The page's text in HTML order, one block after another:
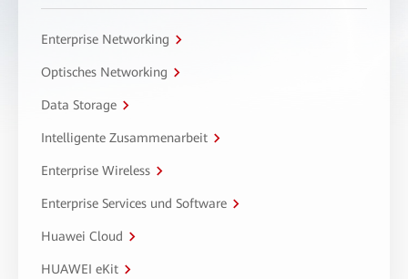
Enterprise Networking
Optisches Networking
Data Storage
Intelligente Zusammenarbeit
Enterprise Wireless
Enterprise Services und Software
Huawei Cloud
HUAWEI eKit